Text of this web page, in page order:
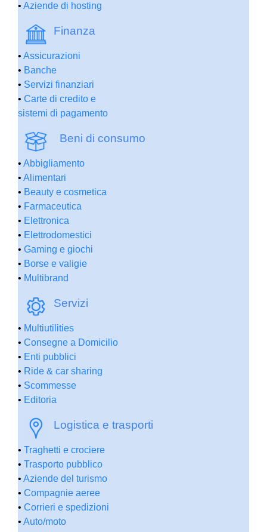
• Aziende di hosting
Finanza
• Assicurazioni
• Banche
• Servizi finanziari
• Carte di credito e
sistemi di pagamento
Beni di consumo
• Abbigliamento
• Alimentari
• Beauty e cosmetica
• Farmaceutica
• Elettronica
• Elettrodomestici
• Gaming e giochi
• Borse e valigie
• Multibrand
Servizi
• Multiutilities
• Consegne a Domicilio
• Enti pubblici
• Ride & car sharing
• Scommesse
• Editoria
Logistica e trasporti
• Traghetti e crociere
• Trasporto pubblico
• Aziende del turismo
• Compagnie aeree
• Corrieri e spedizioni
• Auto/moto